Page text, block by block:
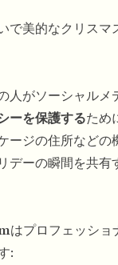
美的なクリス
がソーシャル
ーを保護するため
ージの住所など
デーの瞬間を共
はプロフェッショ
: